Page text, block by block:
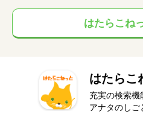
はたらこね
はたらこ
充実の検索機
アナタのしご